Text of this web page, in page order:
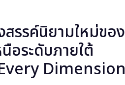
รรค์นิยามใหม่ของ
อระดับภายใต้
Dimension